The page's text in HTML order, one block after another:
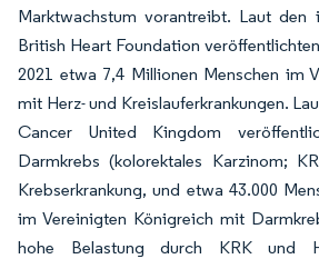
Marktwachstum vorantreibt. Laut
British Heart Foundation
2021 etwa 7,4 Millionen Menschen im
mit Herz- und Kreislauferkrankungen.
Cancer United Kingdom
Darmkrebs (kolorektales Karzinom;
Krebserkrankung, und etwa 43.000
im Vereinigten Königreich mit
hohe Belastung durch KRK und